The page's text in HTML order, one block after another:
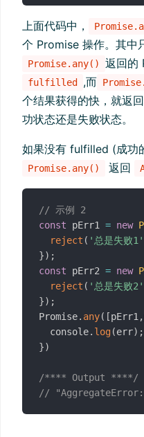
上面代码中，
个 Promise 操作。其中
Promise.any() 返回的
fulfilled ,而
个结果获得的快，就返
功状态还是失败状态。
如果没有 fulfilled (成功
Promise.any() 返回
// 示例 2
const pErr1 = new
reject ( '总是失败1'
}) ;
const pErr2 = new
reject ( '总是失败2'
}) ;
Promise. any( [pErr1 ,
  console
. log(err) ;
})
/**** Output ****/
//